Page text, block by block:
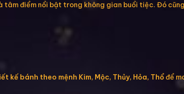
điểm nổi bật trong không gian buổi tiệc. Đó
kế bánh theo mệnh Kim, Mộc, Thủy, Hỏa, Thổđể